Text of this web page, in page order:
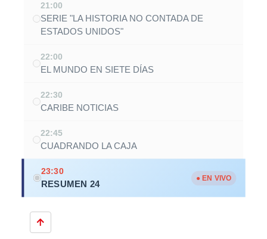
21:00
SERIE "LA HISTORIA NO CONTADA DE
ESTADOS UNIDOS"
22:00
EL MUNDO EN SIETE DÍAS
22:30
CARIBE NOTICIAS
22:45
CUADRANDO LA CAJA
23:30
RESUMEN 24
● EN VIVO